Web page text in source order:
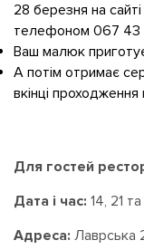
28 березня на сайті
телефоном 067 43
Ваш малюк
А потім отримає
вкінці проходження
Для гостей
Дата і час: 14, 21
Адреса: Лаврська